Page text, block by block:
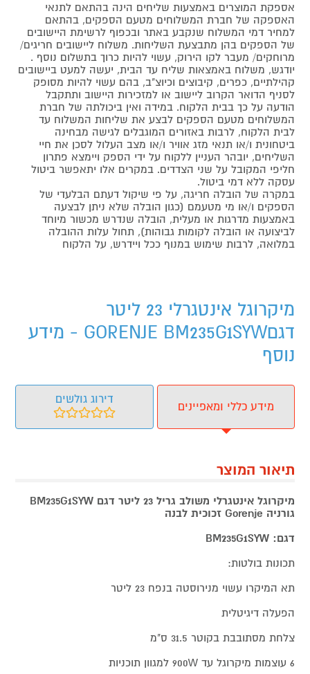
אספקת המוצרים באמצעות שליחים הינה בהתאם לתנאי
האספקה של חברת המשלוחים מטעם הספקים, בהתאם
למחיר דמי המשלוח שנקבע באתר ובכפוף לרשימת היישובים
של הספקים בהן מתבצעת השליחות. משלוח ליישובים חריגים/
מרוחקים/ מעבר לקו הירוק, עשוי להיות כרוך בתשלום נוסף .
יודגש, משלוח באמצאות שליח עד הבית, יעשה למעט ביישובים
קהילתיים, כפרים, קיבוצים וכיוצ"ב, בהם עשוי להיות מסופק
לסניף הדואר הקרוב ליישוב או למזכירות היישוב ותתקבל
הודעה על כך בבית הלקוח. במידה ואין ביכולתה של חברת
המשלוחים מטעם הספקים לבצע את שליחות המשלוח עד
לבית הלקוח, לרבות באזורים המוגבלים לגישה מבחינה
ביטחונית ו/או תנאי מזג אוויר ו/או מצב העלול לסכן את חיי
השליחים, יובהר העניין ללקוח על ידי הספק ויימצא פתרון
חליפי המקובל על שני הצדדים. במקרים אלו יתאפשר ביטול
עסקה ללא דמי ביטול.
במקרה של הובלה חריגה, על פי שיקול דעתם הבלעדי של
הספקים ו/או מי מטעמם (כגון הובלה שלא ניתן לבצעה
באמצעות מדרגות או מעלית, הובלה שנדרש מכשור מיוחד
לביצועה או הובלה לקומות גבוהות), תחול עלות ההובלה
במלואה, לרבות שימוש במנוף ככל ויידרש, על הלקוח
מיקרוגל אינטגרלי 23 ליטר
דגםGORENJE BM235G1SYW - מידע
נוסף
מידע כללי ומאפיינים
דירוג גולשים
תיאור המוצר
מיקרוגל אינטגרלי משולב גריל 23 ליטר דגם BM235G1SYW
גורניה Gorenje זכוכית לבנה
דגם: BM235G1SYW
תכונות בולטות:
תא המיקרו עשוי מנירוסטה בנפח 23 ליטר
הפעלה דיגיטלית
צלחת מסתובבת בקוטר 31.5 ס"מ
6 עוצמות מיקרוגל עד 900W למגוון תוכניות